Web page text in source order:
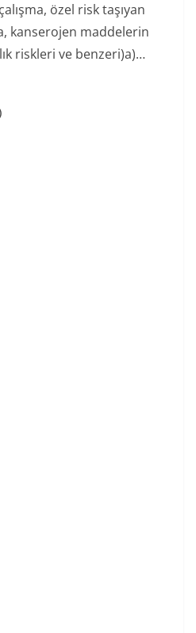
özel risk taşıyan
kanserojen maddelerin
riskleri ve benzeri)a)…